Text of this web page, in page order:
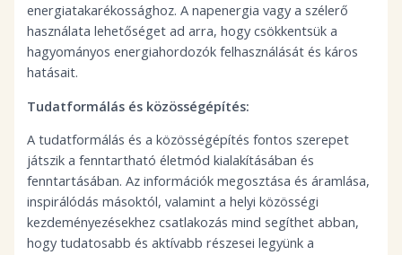
energiatakarékossághoz. A napenergia vagy a szélerő
használata lehetőséget ad arra, hogy csökkentsük a
hagyományos energiahordozók felhasználását és káros
hatásait.
Tudatformálás és közösségépítés:
A tudatformálás és a közösségépítés fontos szerepet
játszik a fenntartható életmód kialakításában és
fenntartásában. Az információk megosztása és áramlása,
inspirálódás másoktól, valamint a helyi közösségi
kezdeményezésekhez csatlakozás mind segíthet abban,
hogy tudatosabb és aktívabb részesei legyünk a